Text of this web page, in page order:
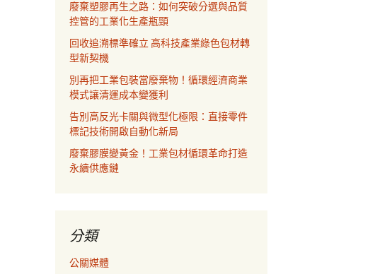
廢棄塑膠再生之路：如何突破分選與品質
控管的工業化生產瓶頸
回收追溯標準確立 高科技產業綠色包材轉
型新契機
別再把工業包裝當廢棄物！循環經濟商業
模式讓清運成本變獲利
告別高反光卡關與微型化極限：直接零件
標記技術開啟自動化新局
廢棄膠膜變黃金！工業包材循環革命打造
永續供應鏈
分類
公關媒體